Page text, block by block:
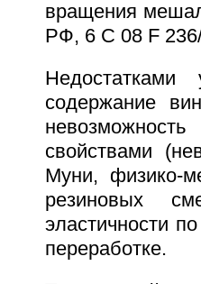
вращения
РФ, 6 С 08 F
Недостатками
содержание
свойствами
Муни, физико-
резиновых
эластичности
переработке.